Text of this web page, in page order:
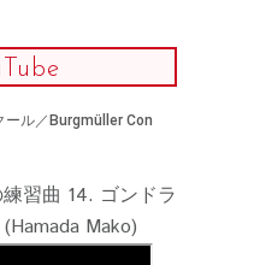
練習曲 14. ゴンドラ
Mako)